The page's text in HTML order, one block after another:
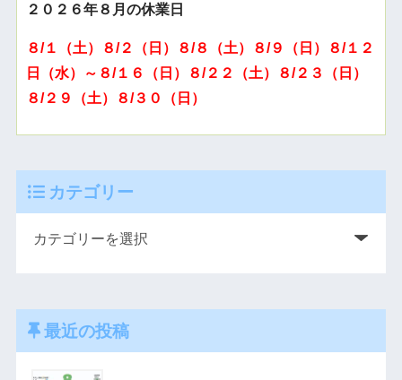
２０２６年８月の休業日
８/１（土）８/２（日）８/８（土）８/９（日）８/１２
日（水）～８/１６（日）８/２２（土）８/２３（日）
８/２９（土）８/３０（日）
カテゴリー
最近の投稿